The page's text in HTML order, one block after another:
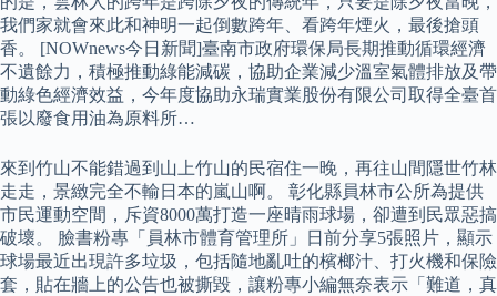
我們家就會來此和神明一起倒數跨年、看跨年煙火，最後搶頭
香。 [NOWnews今日新聞]臺南市政府環保局長期推動循環經濟
不遺餘力，積極推動綠能減碳，協助企業減少溫室氣體排放及帶
動綠色經濟效益，今年度協助永瑞實業股份有限公司取得全臺首
張以廢食用油為原料所…
來到竹山不能錯過到山上竹山的民宿住一晚，再往山間隱世竹林
走走，景緻完全不輸日本的嵐山啊。 彰化縣員林市公所為提供
市民運動空間，斥資8000萬打造一座晴雨球場，卻遭到民眾惡搞
破壞。 臉書粉專「員林市體育管理所」日前分享5張照片，顯示
球場最近出現許多垃圾，包括隨地亂吐的檳榔汁、打火機和保險
套，貼在牆上的公告也被撕毀，讓粉專小編無奈表示「難道，真